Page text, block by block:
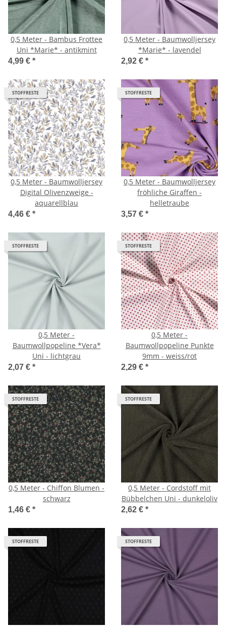
0,5 Meter - Bambus Frottee
Uni *Marie* - antikmint
4,99 € *
0,5 Meter - Baumwolljersey
*Marie* - lavendel
2,92 € *
STOFFRESTE
0,5 Meter - Baumwolljersey
Digital Olivenzweige -
aquarellblau
4,46 € *
STOFFRESTE
0,5 Meter - Baumwolljersey
fröhliche Giraffen -
helletraube
3,57 € *
STOFFRESTE
0,5 Meter -
Baumwollpopeline *Vera*
Uni - lichtgrau
2,07 € *
STOFFRESTE
0,5 Meter -
Baumwollpopeline Punkte
9mm - weiss/rot
2,29 € *
STOFFRESTE
0,5 Meter - Chiffon Blumen -
schwarz
1,46 € *
STOFFRESTE
0,5 Meter - Cordstoff mit
Bübbelchen Uni - dunkeloliv
2,62 € *
STOFFRESTE STOFFRESTE